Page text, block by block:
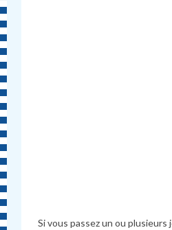
Si vous passez un ou plusieurs